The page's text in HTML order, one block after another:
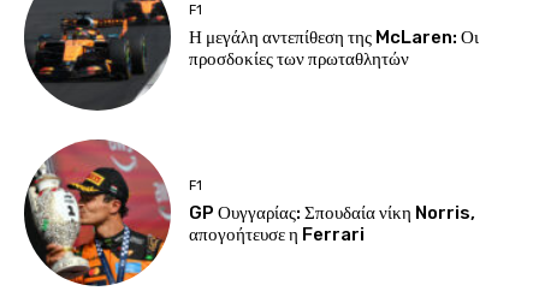
F1
Η μεγάλη αντεπίθεση της McLaren: Οι
προσδοκίες των πρωταθλητών
F1
GP Ουγγαρίας: Σπουδαία νίκη Norris,
απογοήτευσε η Ferrari